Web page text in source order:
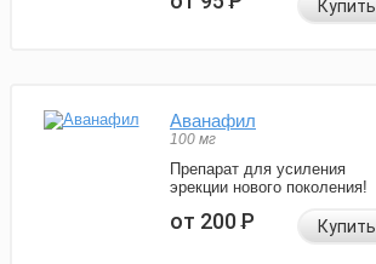
Купить
Аванафил
100 мг
Препарат для усиления
эрекции нового поколения!
от 200Р Купить